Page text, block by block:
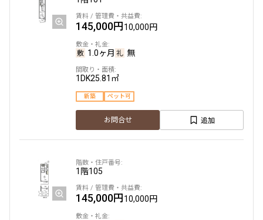
145,000円10,000円
1.0ヶ月 無
1DK25.81㎡
新築 ペット可
お問合せ 追加
1階105
145,000円10,000円